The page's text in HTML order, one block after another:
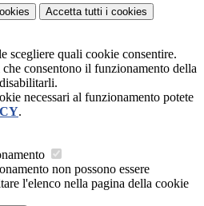
Accetta tutti i cookies
scegliere quali cookie consentire.
consentono il funzionamento della
necessari al funzionamento potete
.
non possono essere
l'elenco nella pagina della cookie